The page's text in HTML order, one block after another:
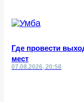
Где провести
мест
07.08.2026, 20:58